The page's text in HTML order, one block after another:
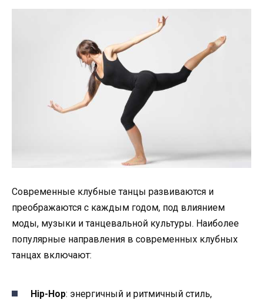
Современные клубные танцы развиваются и
преображаются с каждым годом, под влиянием
моды, музыки и танцевальной культуры. Наиболее
популярные направления в современных клубных
танцах включают:
Hip-Hop: энергичный и ритмичный стиль,